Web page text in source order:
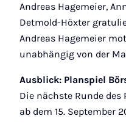
Andreas Hagemeier,
Detmold-Höxter
Andreas Hagemeier
unabhängig von der
Ausblick: Planspiel
Die nächste Runde
ab dem 15. September